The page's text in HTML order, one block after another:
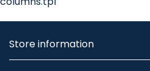
Store information